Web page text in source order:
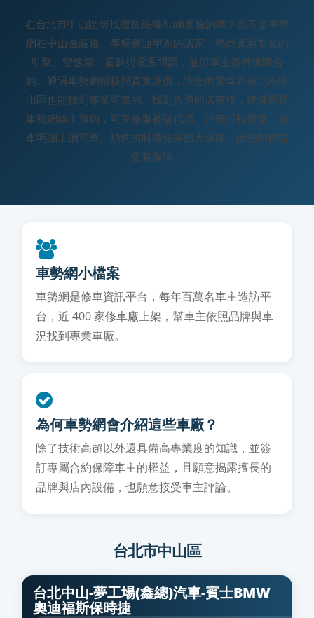
在台北市中山區尋找擅長維修Audi奧迪的嗎？以下是車勢
網在中山區嚴選、專精奧迪車系的店家，熟悉奧迪常見的
引擎、變速箱、底盤與電系問題，並與車主簽有保障合
約、通過車勢網稽核與真實評價，讓您的愛車在台北市中
山區也能找到專業可靠的。找到合適的店家後，建議透過
車勢網線上預約，可享修車被騙代償、消費折扣優惠、修
車明細上網可查、預約省時優先等四大保障，讓您的權益
更有保障。
車勢網小檔案
車勢網是修車資訊平台，每年百萬名車主造訪平
台，近 400 家修車廠上架，幫車主依照品牌與車
況找到專業車廠。
為何車勢網會介紹這些車廠？
除了技術高超以外還具備高專業度的知識，並簽
訂專屬合約保障車主的權益，且願意揭露擅長的
品牌與店內設備，也願意接受車主評論。
台北市中山區
台北中山-夢工場(鑫總)汽車-賓士BMW
奧迪福斯保時捷